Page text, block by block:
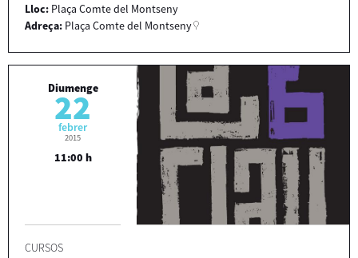
Lloc: Plaça Comte del Montseny
Adreça: Plaça Comte del Montseny
Diumenge
22
febrer
2015
11:00 h
CURSOS